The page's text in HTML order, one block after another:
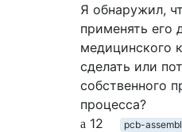
Я обнаружил,
применять его
медицинского
сделать или
собственного
процесса?
12
pcb-